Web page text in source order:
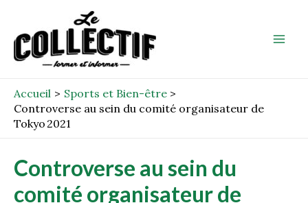
contenu
Accueil
Sports et Bien-être
Controverse au sein du comité organisateur de
Tokyo 2021
Controverse au sein du
comité organisateur de
navigation